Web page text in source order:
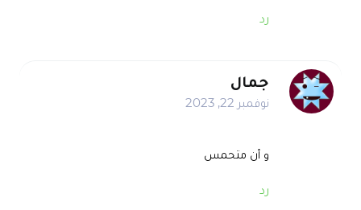
رد
جمال
نوفمبر 22, 2023
و أن متحمس
رد